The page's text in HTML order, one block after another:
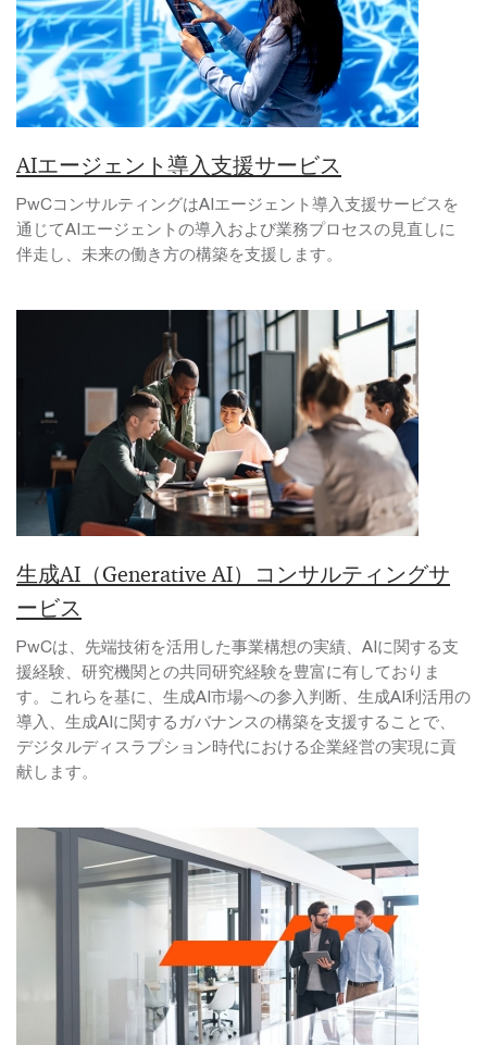
AIエージェント導入支援サービス
PwCコンサルティングはAIエージェント導入支援サービスを
通じてAIエージェントの導入および業務プロセスの見直しに
伴走し、未来の働き方の構築を支援します。
生成AI（Generative AI）コンサルティングサ
ービス
PwCは、先端技術を活用した事業構想の実績、AIに関する支
援経験、研究機関との共同研究経験を豊富に有しておりま
す。これらを基に、生成AI市場への参入判断、生成AI利活用の
導入、生成AIに関するガバナンスの構築を支援することで、
デジタルディスラプション時代における企業経営の実現に貢
献します。